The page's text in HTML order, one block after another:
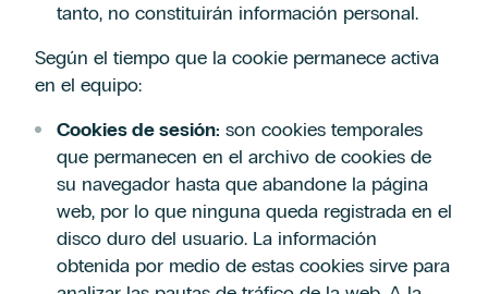
tanto, no constituirán información personal.
Según el tiempo que la cookie permanece activa
en el equipo:
Cookies de sesión: son cookies temporales
que permanecen en el archivo de cookies de
su navegador hasta que abandone la página
web, por lo que ninguna queda registrada en el
disco duro del usuario. La información
obtenida por medio de estas cookies sirve para